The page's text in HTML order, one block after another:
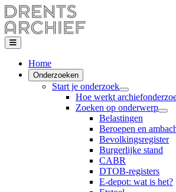
Home
Onderzoeken
Start je onderzoek
Hoe werkt
Zoeken op onderwerp
Belastingen
Beroepen en
Bevolkingsregister
Burgerlijke stand
CABR
DTOB-registers
E-depot: wat is het?